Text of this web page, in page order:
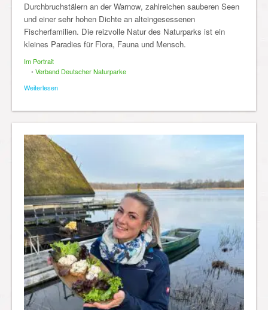
Durchbruchstälern an der Warnow, zahlreichen sauberen Seen
und einer sehr hohen Dichte an alteingesessenen
Fischerfamilien. Die reizvolle Natur des Naturparks ist ein
kleines Paradies für Flora, Fauna und Mensch.
Im Portrait
• Verband Deutscher Naturparke
Weiterlesen